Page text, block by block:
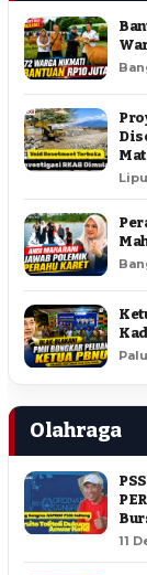
Palu
Olahraga
11